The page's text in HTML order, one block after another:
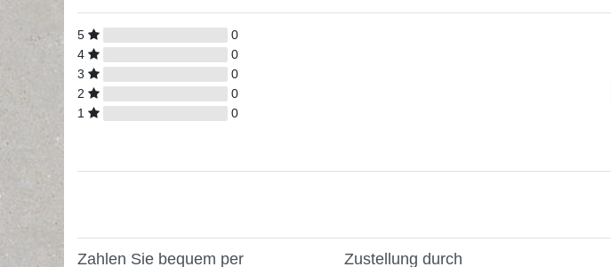
5
0
4
0
3
0
2
0
1
0
Zahlen Sie bequem per Zustellung durch